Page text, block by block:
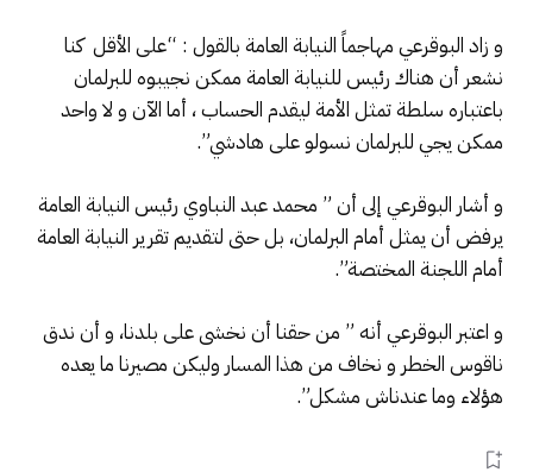
و زاد البوقرعي مهاجماً النيابة العامة بالقول : “على الأقل كنا
نشعر أن هناك رئيس للنيابة العامة ممكن نجيبوه للبرلمان
باعتباره سلطة تمثل الأمة ليقدم الحساب ، أما الآن و لا واحد
ممكن يجي للبرلمان نسولو على هادشي”.
و أشار البوقرعي إلى أن ” محمد عبد النباوي رئيس النيابة العامة
يرفض أن يمثل أمام البرلمان، بل حتى لتقديم تقرير النيابة العامة
أمام اللجنة المختصة”.
و اعتبر البوقرعي أنه ” من حقنا أن نخشى على بلدنا، و أن ندق
ناقوس الخطر و نخاف من هذا المسار وليكن مصيرنا ما يعده
هؤلاء وما عندناش مشكل”.